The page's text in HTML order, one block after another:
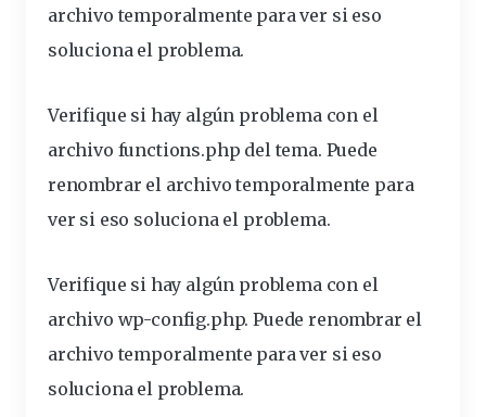
archivo temporalmente para ver si eso
soluciona el problema.
Verifique si hay algún problema con el
archivo functions.php del tema. Puede
renombrar el archivo temporalmente para
ver si eso soluciona el problema.
Verifique si hay algún problema con el
archivo wp-config.php. Puede renombrar el
archivo temporalmente para ver si eso
soluciona el problema.